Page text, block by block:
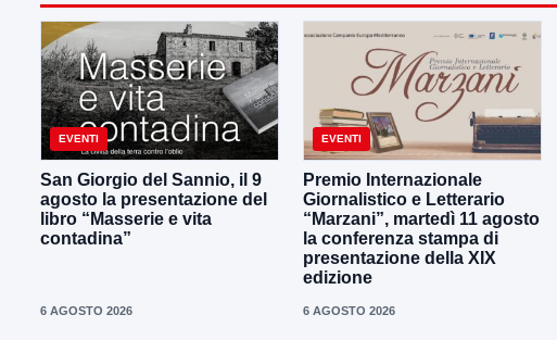
EVENTI
San Giorgio del Sannio, il 9
agosto la presentazione del
libro “Masserie e vita
contadina”
6 AGOSTO 2026
EVENTI
Premio Internazionale
Giornalistico e Letterario
“Marzani”, martedì 11 agosto
la conferenza stampa di
presentazione della XIX
edizione
6 AGOSTO 2026